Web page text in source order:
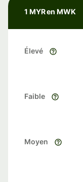
1 MYR en MWK
Élevé
Faible
Moyen